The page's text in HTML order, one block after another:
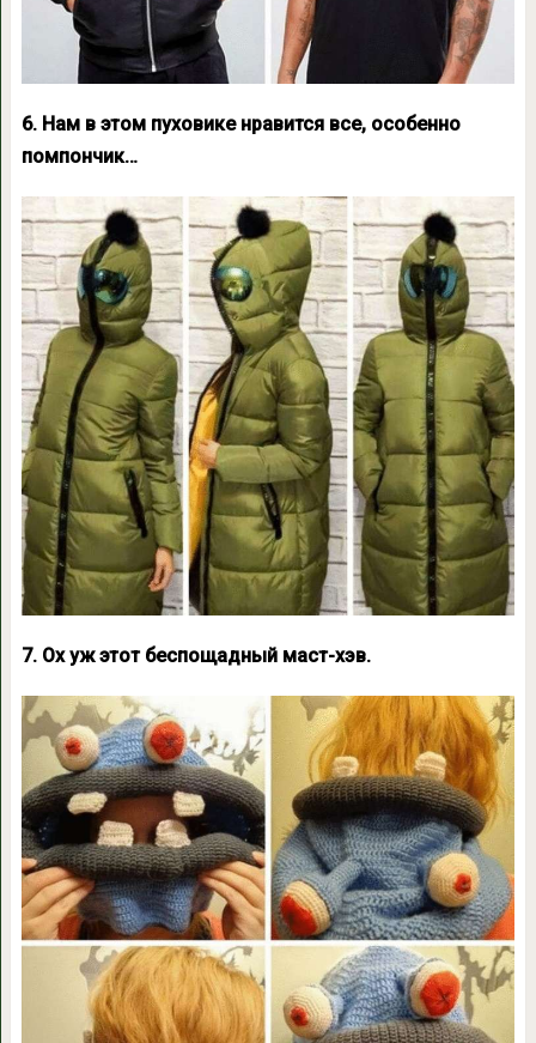
6. Нам в этом пуховике нравится все, особенно
помпончик…
7. Ох уж этот беспощадный маст-хэв.